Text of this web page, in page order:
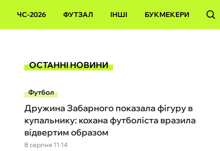
ЧС-2026 ФУТЗАЛ ІНШІ БУКМЕКЕРИ
ОСТАННІ НОВИНИ
Футбол
8 серпня 11:14
Дружина Забарного показала фігуру в
купальнику: кохана футболіста вразила
відвертим образом